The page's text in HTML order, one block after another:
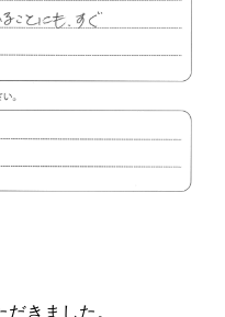
きました。